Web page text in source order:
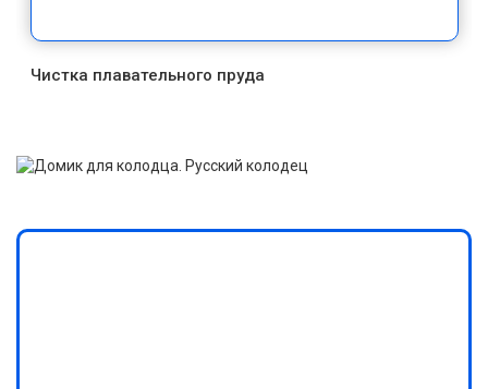
Чистка плавательного пруда